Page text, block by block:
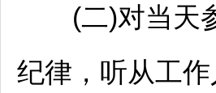
(二)对当天参
纪律，听从工